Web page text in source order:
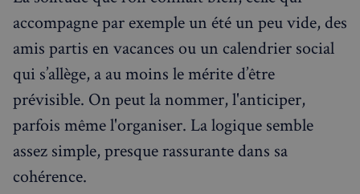
accompagne par exemple un été un peu vide, des
amis partis en vacances ou un calendrier social
qui s’allège, a au moins le mérite d’être
prévisible. On peut la nommer, l'anticiper,
parfois même l'organiser. La logique semble
assez simple, presque rassurante dans sa
cohérence.